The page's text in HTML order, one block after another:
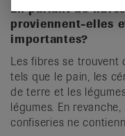
En parlant de
proviennent-elles
importantes?
Les fibres se trouvent
tels que le pain, les
de terre et les
légumes. En
confiseries ne